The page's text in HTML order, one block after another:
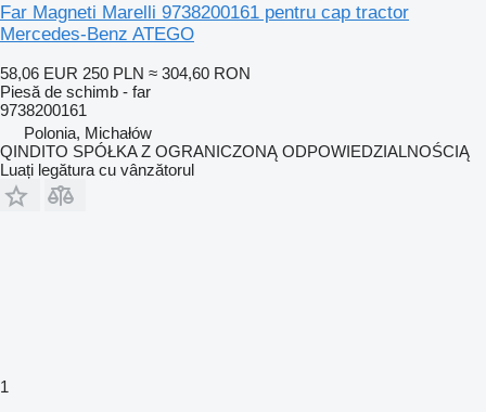
Far Magneti Marelli 9738200161 pentru cap tractor
Mercedes-Benz ATEGO
58,06 EUR 250 PLN ≈ 304,60 RON
Piesă de schimb - far
9738200161
Polonia, Michałów
QINDITO SPÓŁKA Z OGRANICZONĄ ODPOWIEDZIALNOŚCIĄ
Luați legătura cu vânzătorul
1